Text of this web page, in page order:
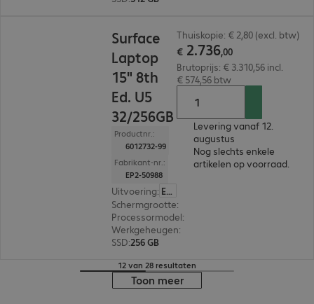
Surface
Laptop
15" 8th
Ed. U5
32/256GB
Productnr.:
6012732-99
Fabrikant-nr.:
EP2-50988
Uitvoering: Europa
Schermgrootte:
Processormodel:
Werkgeheugen:
SSD:256 GB
Thuiskopie: € 2,80 (excl. btw)
€ 2.736,00
Brutoprijs: € 3.310,56 incl.
€ 574,56 btw
Levering vanaf 12.
augustus
Nog slechts enkele
artikelen op voorraad.
12 van 28 resultaten
Toon meer